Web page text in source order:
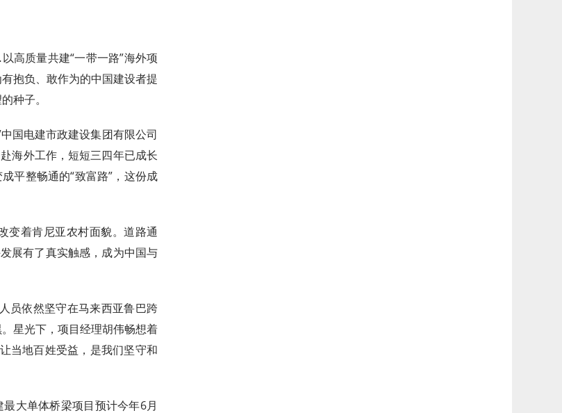
高质量共建“一带一路”海外项
抱负、敢作为的中国建设者提
种子。
国电建市政建设集团有限公司
海外工作，短短三四年已成长
平整畅通的“致富路”，这份成
变着肯尼亚农村面貌。道路通
展有了真实触感，成为中国与
员依然坚守在马来西亚鲁巴跨
星光下，项目经理胡伟畅想着
当地百姓受益，是我们坚守和
大单体桥梁项目预计今年6月